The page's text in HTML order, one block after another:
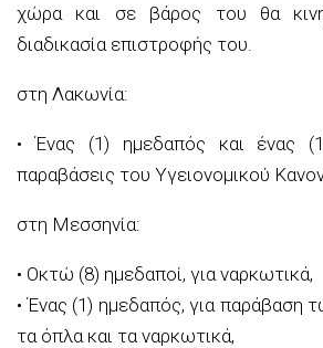
χώρα και σε βάρος του θα
διαδικασία επιστροφής του.
στη Λακωνία:
• Ένας (1) ημεδαπός και ένας
παραβάσεις του Υγειονομικού
στη Μεσσηνία:
• Οκτώ (8) ημεδαποί, για ναρκωτικά,
• Ένας (1) ημεδαπός, για παράβαση
τα όπλα και τα ναρκωτικά,